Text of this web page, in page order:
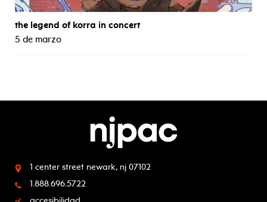
the legend of korra in concert
5 de marzo
1 center street newark, nj 07102
1.888.696.5722